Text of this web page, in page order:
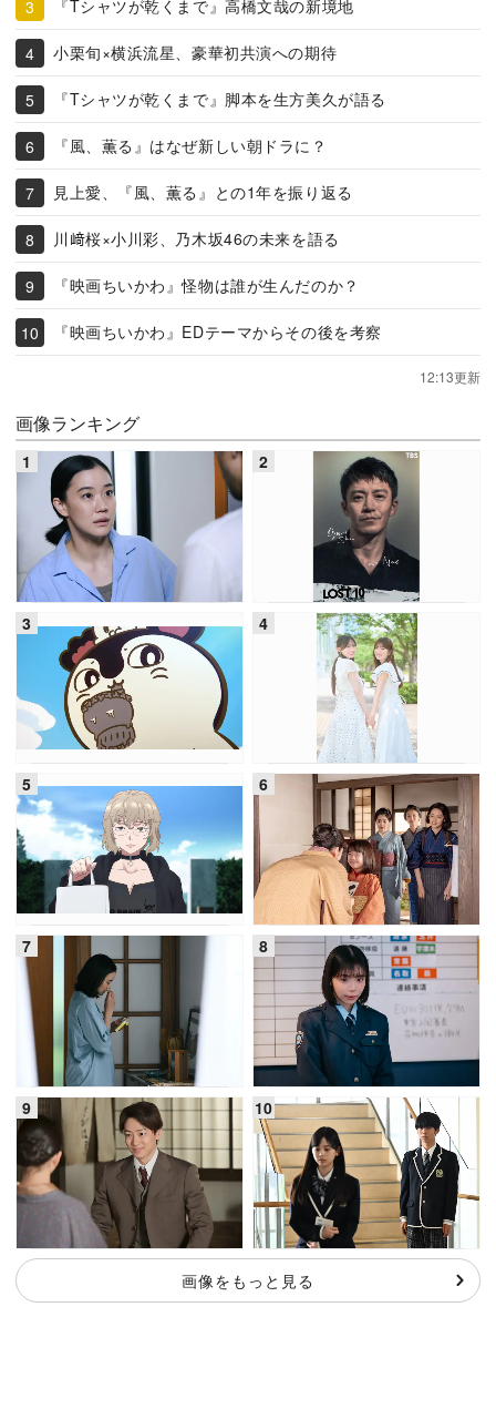
『Tシャツが乾くまで』高橋文哉の新境地
小栗旬×横浜流星、豪華初共演への期待
『Tシャツが乾くまで』脚本を生方美久が語る
『風、薫る』はなぜ新しい朝ドラに？
見上愛、『風、薫る』との1年を振り返る
川﨑桜×小川彩、乃木坂46の未来を語る
『映画ちいかわ』怪物は誰が生んだのか？
『映画ちいかわ』EDテーマからその後を考察
12:13更新
画像ランキング
画像をもっと見る